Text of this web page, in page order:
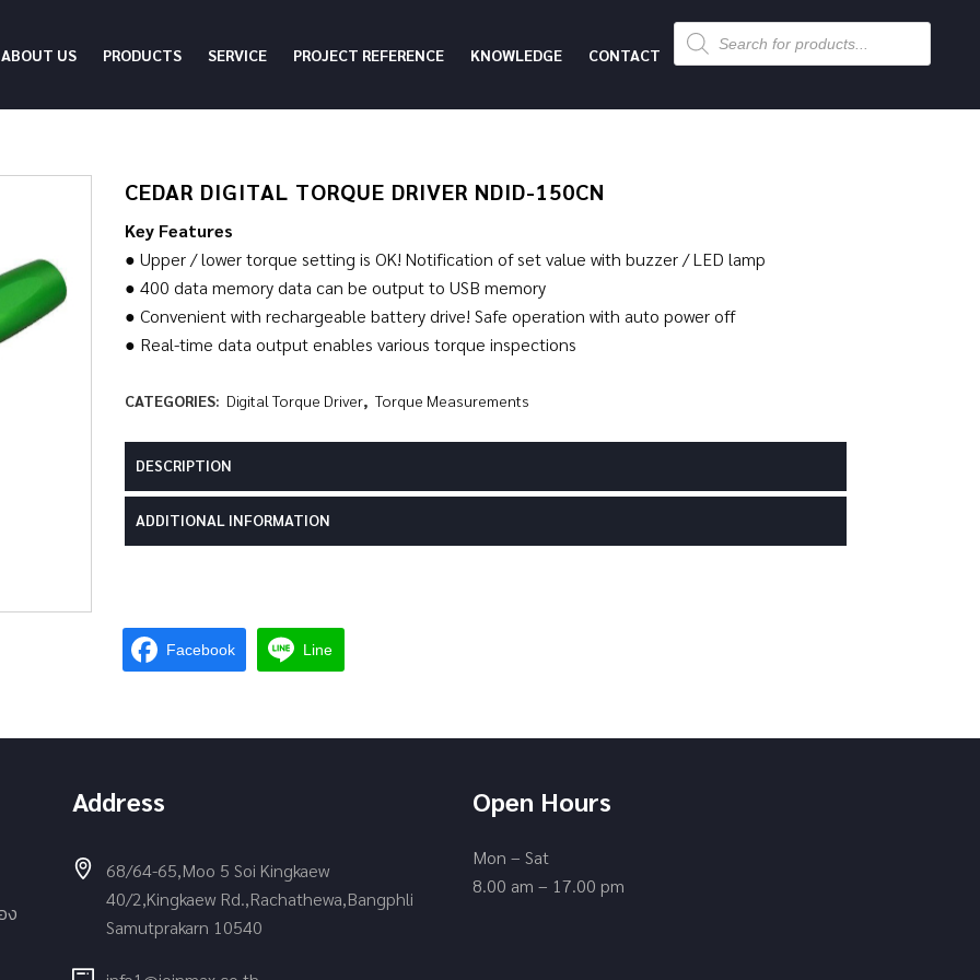
ABOUT US PRODUCTS SERVICE PROJECT REFERENCE KNOWLEDGE CONTACT
Products
search
CEDAR DIGITAL TORQUE DRIVER NDID-150CN
Key Features
● Upper / lower torque setting is OK! Notification of set value with buzzer / LED lamp
● 400 data memory data can be output to USB memory
● Convenient with rechargeable battery drive! Safe operation with auto power off
● Real-time data output enables various torque inspections
CATEGORIES: Digital Torque Driver, Torque Measurements
DESCRIPTION
ADDITIONAL INFORMATION
Facebook Line
ง
Address
68/64-65,Moo 5 Soi Kingkaew
40/2,Kingkaew Rd.,Rachathewa,Bangphli
Samutprakarn 10540
Open Hours
Mon – Sat
8.00 am – 17.00 pm